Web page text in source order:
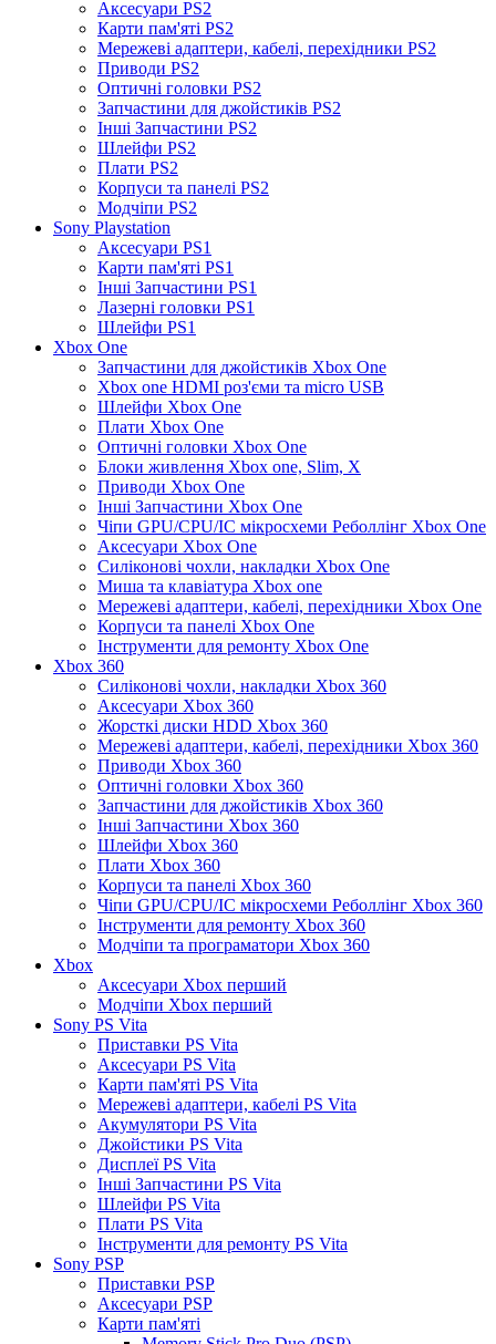
Аксесуари PS2
Карти пам'яті PS2
Мережеві адаптери, кабелі, перехідники PS2
Приводи PS2
Оптичні головки PS2
Запчастини для джойстиків PS2
Інші Запчастини PS2
Шлейфи PS2
Плати PS2
Корпуси та панелі PS2
Модчіпи PS2
Sony Playstation
Аксесуари PS1
Карти пам'яті PS1
Інші Запчастини PS1
Лазерні головки PS1
Шлейфи PS1
Xbox One
Запчастини для джойстиків Xbox One
Xbox one HDMI роз'єми та micro USB
Шлейфи Xbox One
Плати Xbox One
Оптичні головки Xbox One
Блоки живлення Xbox one, Slim, X
Приводи Xbox One
Інші Запчастини Xbox One
Чіпи GPU/CPU/IC мікросхеми Реболлінг Xbox One
Аксесуари Xbox One
Силіконові чохли, накладки Xbox One
Миша та клавіатура Xbox one
Мережеві адаптери, кабелі, перехідники Xbox One
Корпуси та панелі Xbox One
Інструменти для ремонту Xbox One
Xbox 360
Силіконові чохли, накладки Xbox 360
Аксесуари Xbox 360
Жорсткі диски HDD Xbox 360
Мережеві адаптери, кабелі, перехідники Xbox 360
Приводи Xbox 360
Оптичні головки Xbox 360
Запчастини для джойстиків Xbox 360
Інші Запчастини Xbox 360
Шлейфи Xbox 360
Плати Xbox 360
Корпуси та панелі Xbox 360
Чіпи GPU/CPU/IC мікросхеми Реболлінг Xbox 360
Інструменти для ремонту Xbox 360
Модчіпи та програматори Xbox 360
Xbox
Аксесуари Xbox перший
Модчіпи Xbox перший
Sony PS Vita
Приставки PS Vita
Аксесуари PS Vita
Карти пам'яті PS Vita
Мережеві адаптери, кабелі PS Vita
Акумулятори PS Vita
Джойстики PS Vita
Дисплеї PS Vita
Інші Запчастини PS Vita
Шлейфи PS Vita
Плати PS Vita
Інструменти для ремонту PS Vita
Sony PSP
Приставки PSP
Аксесуари PSP
Карти пам'яті